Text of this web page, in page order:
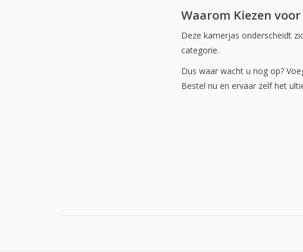
Waarom Kiezen
Deze kamerjas onderscheidt
categorie.
Dus waar wacht u nog op?
Bestel nu en ervaar zelf het